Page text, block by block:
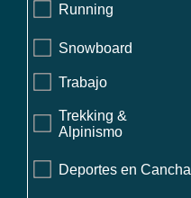
Running
Snowboard
Trabajo
Trekking &
Alpinismo
Deportes en Cancha